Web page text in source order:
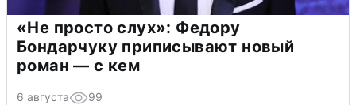
«Не просто слух»: Федору
Бондарчуку приписывают новый
роман — с кем
6 августа 99